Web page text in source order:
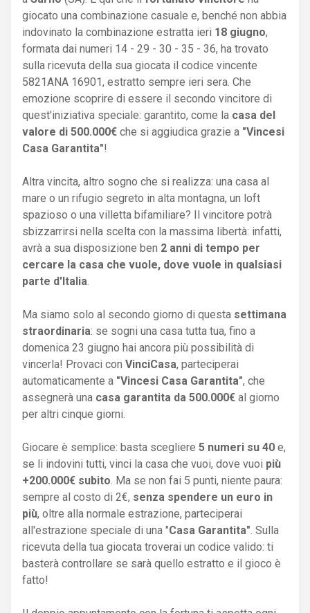
giocato una combinazione casuale e, benché non abbia
indovinato la combinazione estratta ieri 18 giugno,
formata dai numeri 14 - 29 - 30 - 35 - 36, ha trovato
sulla ricevuta della sua giocata il codice vincente
5821ANA 16901, estratto sempre ieri sera. Che
emozione scoprire di essere il secondo vincitore di
quest'iniziativa speciale: garantito, come la casa del
valore di 500.000€ che si aggiudica grazie a "Vincesi
Casa Garantita"!
Altra vincita, altro sogno che si realizza: una casa al
mare o un rifugio segreto in alta montagna, un loft
spazioso o una villetta bifamiliare? Il vincitore potrà
sbizzarrirsi nella scelta con la massima libertà: infatti,
avrà a sua disposizione ben 2 anni di tempo per
cercare la casa che vuole, dove vuole in qualsiasi
parte d'Italia.
Ma siamo solo al secondo giorno di questa settimana
straordinaria: se sogni una casa tutta tua, fino a
domenica 23 giugno hai ancora più possibilità di
vincerla! Provaci con VinciCasa, parteciperai
automaticamente a "Vincesi Casa Garantita", che
assegnerà una casa garantita da 500.000€ al giorno
per altri cinque giorni.
Giocare è semplice: basta scegliere 5 numeri su 40 e,
se li indovini tutti, vinci la casa che vuoi, dove vuoi più
+200.000€ subito. Ma se non fai 5 punti, niente paura:
sempre al costo di 2€, senza spendere un euro in
più, oltre alla normale estrazione, parteciperai
all'estrazione speciale di una "Casa Garantita". Sulla
ricevuta della tua giocata troverai un codice valido: ti
basterà controllare se sarà quello estratto e il gioco è
fatto!